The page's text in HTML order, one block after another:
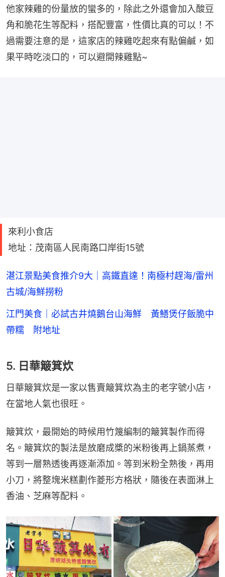
他家辣雞的份量放的蠻多的，除此之外還會加入酸豆
角和脆花生等配料，搭配豐富，性價比真的可以！不
過需要注意的是，這家店的辣雞吃起來有點偏鹹，如
果平時吃淡口的，可以避開辣雞點~
來利小食店
地址：茂南區人民南路口岸街15號
湛江景點美食推介9大｜高鐵直達！南極村趕海/雷州
古城/海鮮撈粉
江門美食｜必試古井燒鵝台山海鮮 黃鱔煲仔飯脆中
帶糯 附地址
5. 日華簸箕炊
日華簸箕炊是一家以售賣簸箕炊為主的老字號小店，
在當地人氣也很旺。
簸箕炊，最開始的時候用竹篾編制的簸箕製作而得
名。簸箕炊的製法是放磨成槳的米粉後再上鍋蒸煮，
等到一層熟透後再逐漸添加。等到米粉全熟後，再用
小刀，將整塊米糕劃作菱形方格狀，隨後在表面淋上
香油、芝麻等配料。